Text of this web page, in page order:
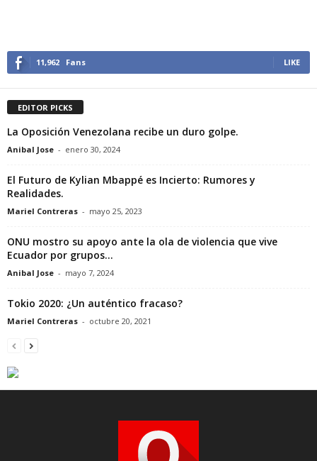
11,962 Fans LIKE
EDITOR PICKS
La Oposición Venezolana recibe un duro golpe.
Anibal Jose - enero 30, 2024
El Futuro de Kylian Mbappé es Incierto: Rumores y
Realidades.
Mariel Contreras - mayo 25, 2023
ONU mostro su apoyo ante la ola de violencia que vive
Ecuador por grupos...
Anibal Jose - mayo 7, 2024
Tokio 2020: ¿Un auténtico fracaso?
Mariel Contreras - octubre 20, 2021